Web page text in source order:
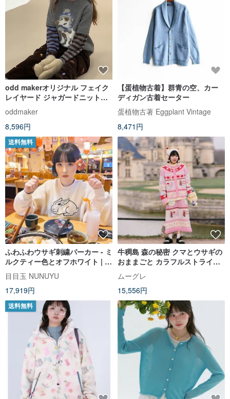
odd makerオリジナル フェイク
レイヤード ジャガードニットセ
ーター レディース 冬 ルーズ カ
ジュアル 着回し トップス
oddmaker
8,596円
【蛋植物古着】群青の空、カー
ディガン古着セーター
蛋植物古著 Eggplant Vintage
8,471円
送料無料
ふわふわウサギ刺繍パーカー - ミ
ルクティー色とオフホワイト | 秋
冬のかわいいレディースカジュ
アル
目目玉 NUNUYU
17,919円
牛稠島 森の秘密 クマとウサギの
おままごと カラフルストライプ
ニットセットアップ カーディガ
ン/スカート
ムーグレ
15,556円
送料無料